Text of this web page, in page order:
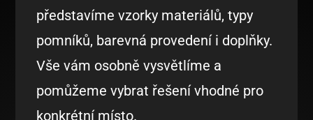
představíme vzorky materiálů, typy
pomníků, barevná provedení i doplňky.
Vše vám osobně vysvětlíme a
pomůžeme vybrat řešení vhodné pro
konkrétní místo.